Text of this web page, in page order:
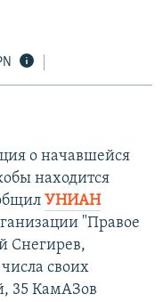
о начавшейся
находится
УНИАН
"Правое
Снегирев,
своих
35 КамАЗов